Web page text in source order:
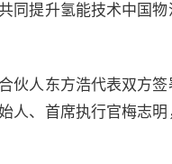
同提升氢能技术中国物
伙人东方浩代表双方
人、首席执行官梅志明